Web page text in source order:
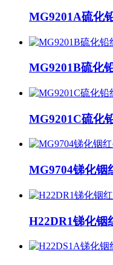
MG9201A硫化
MG9201B硫化
MG9201C硫化
MG9704锑化铟
H22DR1锑化铟